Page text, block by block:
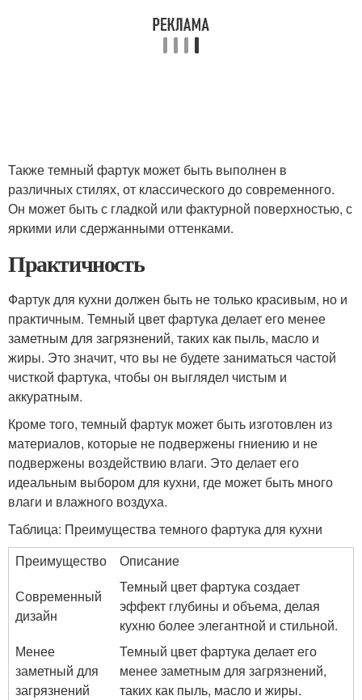
Также темный фартук может быть выполнен в
различных стилях, от классического до современного.
Он может быть с гладкой или фактурной поверхностью, с
яркими или сдержанными оттенками.
Практичность
Фартук для кухни должен быть не только красивым, но и
практичным. Темный цвет фартука делает его менее
заметным для загрязнений, таких как пыль, масло и
жиры. Это значит, что вы не будете заниматься частой
чисткой фартука, чтобы он выглядел чистым и
аккуратным.
Кроме того, темный фартук может быть изготовлен из
материалов, которые не подвержены гниению и не
подвержены воздействию влаги. Это делает его
идеальным выбором для кухни, где может быть много
влаги и влажного воздуха.
Таблица: Преимущества темного фартука для кухни
Преимущество
Описание
Современный
дизайн
Темный цвет фартука создает
эффект глубины и объема, делая
кухню более элегантной и стильной.
Менее
заметный для
загрязнений
Темный цвет фартука делает его
менее заметным для загрязнений,
таких как пыль, масло и жиры.